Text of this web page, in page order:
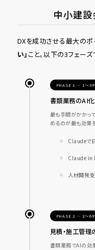
中小建設
DXを成功させる最大のポ
い」 こと。以下の3フェー
PHASE 1 — 1〜3
書類業務のAI化
最も手間がかかっ
めるのが最も効果
Claudeで
Claude in
人材開発
PHASE 2 — 3〜6
見積・施工管理
書類業務でAIの効